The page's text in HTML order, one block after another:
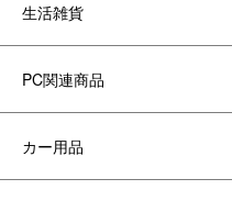
生活雑貨
PC関連商品
カー用品